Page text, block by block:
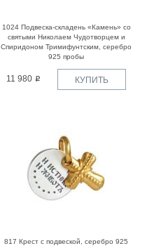
1024 Подвеска-складень «Камень» со
святыми Николаем Чудотворцем и
Спиридоном Тримифунтским, серебро
925 пробы
11 980 КУПИТЬ
817 Крест с подвеской, серебро 925